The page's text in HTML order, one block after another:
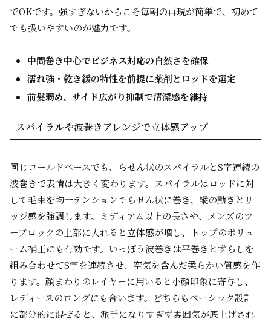
でOKです。強すぎないからこそ毎朝の再現が簡単で、初めて
でも扱いやすいのが魅力です。
中間巻き中心でビジネス対応の自然さを確保
濡れ強・乾き緩の特性を前提に薬剤とロッドを選定
前髪弱め、サイド広がり抑制で清潔感を維持
スパイラルや波巻きアレンジで立体感アップ
同じコールドベースでも、らせん状のスパイラルとS字連続の
波巻きで表情は大きく変わります。スパイラルはロッドに対
して毛束を均一テンションでらせん状に巻き、縦の動きとリ
ッジ感を強調します。ミディアム以上の長さや、メンズのツ
ーブロックの上部に入れると立体感が増し、トップのボリュ
ーム補正にも有効です。いっぽう波巻きは平巻きとずらしを
組み合わせてS字を連続させ、空気を含んだ柔らかい質感を作
ります。顔まわりのレイヤーに用いると小顔印象に寄与し、
レディースのロングにも合います。どちらもベーシック設計
に部分的に混ぜると、派手になりすぎず雰囲気が底上げされ